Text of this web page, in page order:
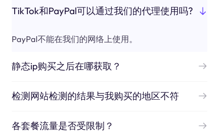
TikTok和PayPal可以通过我们的代理使用吗?
PayPal不能在我们的网络上使用。
静态ip购买之后在哪获取？
检测网站检测的结果与我购买的地区不符
各套餐流量是否受限制？